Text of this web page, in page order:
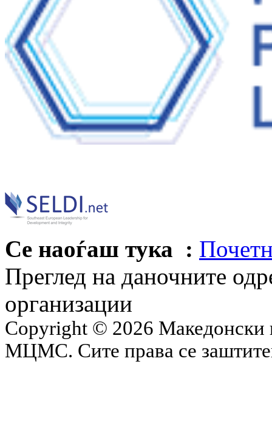
Се наоѓаш тука :
Преглед на даночните
организации
Copyright © 2026 Македонски
МЦМС. Сите права се